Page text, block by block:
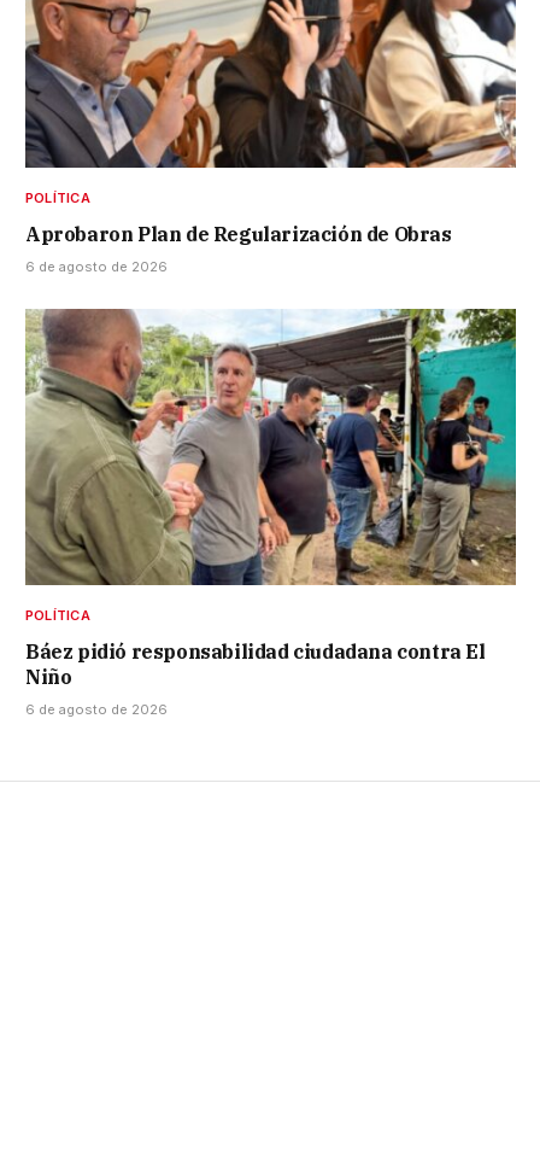
POLÍTICA
Aprobaron Plan de Regularización de Obras
6 de agosto de 2026
POLÍTICA
Báez pidió responsabilidad ciudadana contra El
Niño
6 de agosto de 2026